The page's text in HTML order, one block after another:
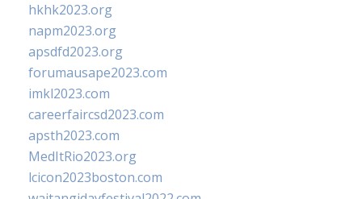
hkhk2023.org
napm2023.org
apsdfd2023.org
forumausape2023.com
imkl2023.com
careerfaircsd2023.com
apsth2023.com
MedItRio2023.org
lcicon2023boston.com